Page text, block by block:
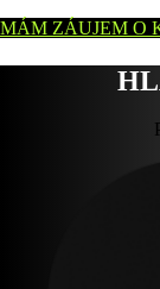
MÁM ZÁUJEM O